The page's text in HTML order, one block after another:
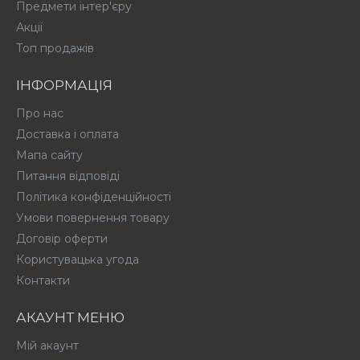
Предмети інтер'єру
Акції
Топ продажів
ІНФОРМАЦІЯ
Про нас
Доставка і оплата
Мапа сайту
Питання відповіді
Політика конфіденційності
Умови повернення товару
Договір оферти
Користувацька угода
Контакти
АКАУНТ МЕНЮ
Мій акаунт